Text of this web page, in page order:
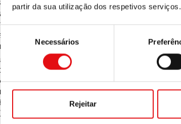
partir da sua utilização dos respetivos serviços.
consentimento
Necessários
Rejeitar